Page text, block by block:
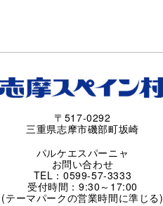
〒517-0292
三重県志摩市磯部町坂崎
パルケエスパーニャ
お問い合わせ
TEL：0599-57-3333
受付時間：9:30～17:00
(テーマパークの営業時間に準じる)